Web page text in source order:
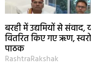
बरही में उद्यमियों से
वितरित किए गए ऋण,
पाठक
RashtraRakshak